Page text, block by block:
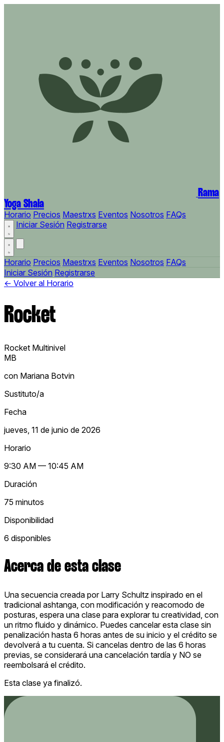
Rama
Yoga Shala
Horario Precios Maestrxs Eventos Nosotros FAQs
Iniciar Sesión Registrarse
Horario Precios Maestrxs Eventos Nosotros FAQs
Iniciar Sesión Registrarse
← Volver al Horario
Rocket
Rocket Multinivel
MB
con Mariana Botvin
Sustituto/a
Fecha
jueves, 11 de junio de 2026
Horario
9:30 AM — 10:45 AM
Duración
75 minutos
Disponibilidad
6 disponibles
Acerca de esta clase
Una secuencia creada por Larry Schultz inspirado en el
tradicional ashtanga, con modificación y reacomodo de
posturas, espera una clase para explorar tu creatividad, con
un ritmo fluido y dinámico. Puedes cancelar esta clase sin
penalización hasta 6 horas antes de su inicio y el crédito se
devolverá a tu cuenta. Si cancelas dentro de las 6 horas
previas, se considerará una cancelación tardía y NO se
reembolsará el crédito.
Esta clase ya finalizó.